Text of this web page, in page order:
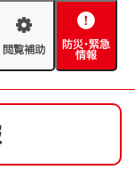
閲
助
防
緊
消防
置箇所